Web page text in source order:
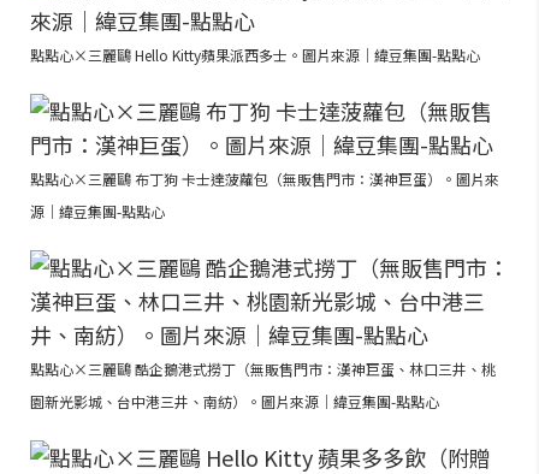
點點心×三麗鷗 Hello Kitty蘋果派西多士。圖片來源｜緯豆集團-點點心
點點心×三麗鷗 布丁狗 卡士達菠蘿包（無販售門市：漢神巨蛋）。圖片來
源｜緯豆集團-點點心
點點心×三麗鷗 酷企鵝港式撈丁（無販售門市：漢神巨蛋、林口三井、桃
園新光影城、台中港三井、南紡）。圖片來源｜緯豆集團-點點心